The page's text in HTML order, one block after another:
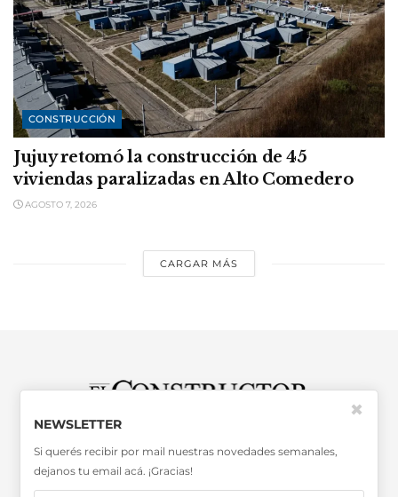
CONSTRUCCIÓN
Jujuy retomó la construcción de 45
viviendas paralizadas en Alto Comedero
AGOSTO 7, 2026
CARGAR MÁS
OTRAS PUBLICACIONES >>
NEWSLETTER
Si querés recibir por mail nuestras novedades semanales,
dejanos tu email acá. ¡Gracias!
✖